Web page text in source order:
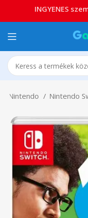
Nintendo Nintendo
INGYENES